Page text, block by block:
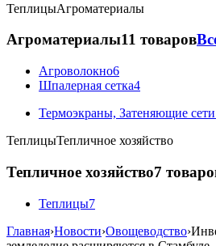
ТеплицыАгроматериалы
Агроматериалы11 товаров
Агроволокно6
Шпалерная сетка4
Термоэкраны, Затеняющие сети
ТеплицыТепличное хозяйство
Тепличное хозяйство7
Теплицы7
Главная›Новости›Овощеводство›